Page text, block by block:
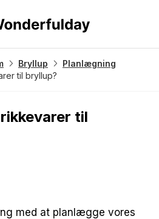
Bryllup
Planlægning
til bryllup?
til
med at planlægge vores